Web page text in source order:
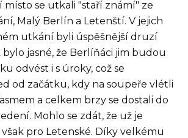
místo se utkali "staří známí" ze
Malý Berlín a Letenští. V jejich
utkání byli úspěšnější druzí
jasné, že Berlíňáci jim budou
odvést i s úroky, což se
od začátku, kdy na soupeře vlétli
a celkem brzy se dostali do
Mohlo se zdát, že už je
pro Letenské. Díky velkému